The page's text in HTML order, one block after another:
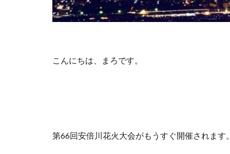
こんにちは、まろです。
第66回安倍川花火大会がもうすぐ開催されます